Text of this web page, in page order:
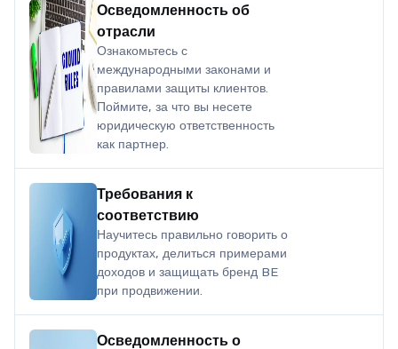
Осведомленность об
отрасли
Ознакомьтесь с
международными законами и
правилами защиты клиентов.
Поймите, за что вы несете
юридическую ответственность
как партнер.
Требования к
соответствию
Научитесь правильно говорить о
продуктах, делиться примерами
доходов и защищать бренд BE
при продвижении.
Осведомленность о